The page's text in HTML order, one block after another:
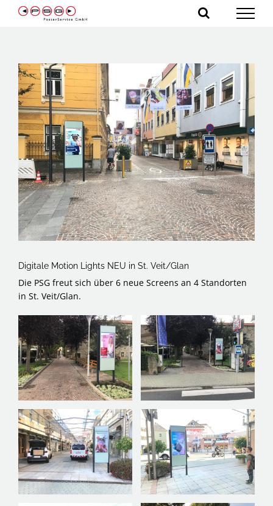
Inhalt
Zeige
grösseres
Bild
Digitale Motion Lights NEU in St. Veit/Glan
Die PSG freut sich über 6 neue Screens an 4 Standorten
in St. Veit/Glan.